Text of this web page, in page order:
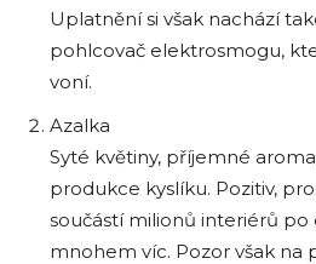
Uplatnění si však nachází
pohlcovač elektrosmogu,
voní.
Azalka
Syté květiny, příjemné
produkce kyslíku. Pozitiv,
součástí milionů interiérů po
mnohem víc. Pozor však na